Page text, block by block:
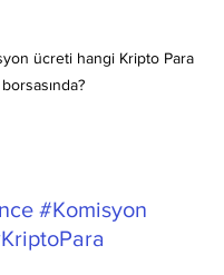
ücreti hangi Kripto Para
borsasında?
​ #Komisyon